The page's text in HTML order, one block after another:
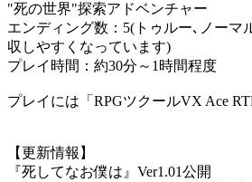
"死の世界"探索アドベンチャー
エンディング数：5(トゥルー､ノーマ
収しやすくなっています)
プレイ時間：約30分～1時間程度
プレイには「RPGツクールVX Ace
【更新情報】
『死してなお僕は』Ver1.01公開